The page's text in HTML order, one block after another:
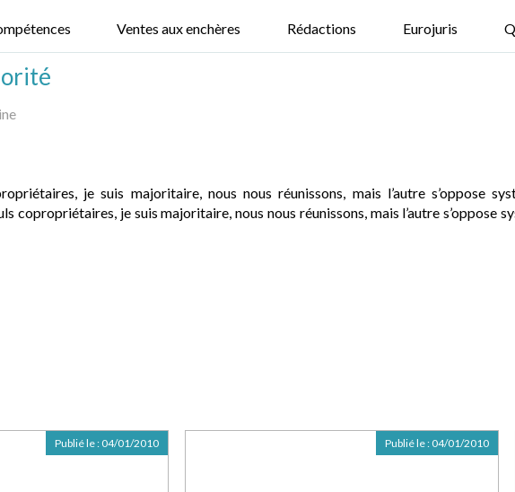
Ventes aux enchères Rédactions Eurojuris
je suis majoritaire, nous nous réunissons, mais l’autre s’oppose
copropriétaires, je suis majoritaire, nous nous réunissons, mais l’autre
Publié le : 04/01/2010 Publié le : 04/01/2010